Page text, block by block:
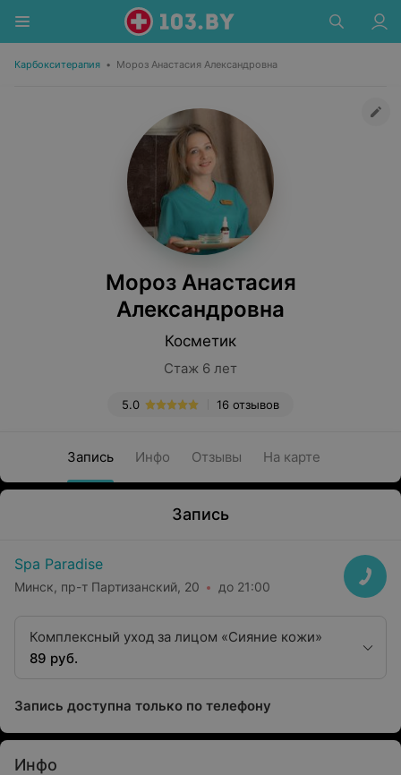
Карбокситерапия • Мороз Анастасия Александровна
Мороз Анастасия
Александровна
Косметик
Стаж 6 лет
16 отзывов
5.0
Запись Инфо Отзывы На карте
Запись
Spa Paradise
Минск, пр-т Партизанский, 20 до 21:00
Комплексный уход за лицом «Сияние кожи»
89 руб.
Запись доступна только по телефону
Инфо